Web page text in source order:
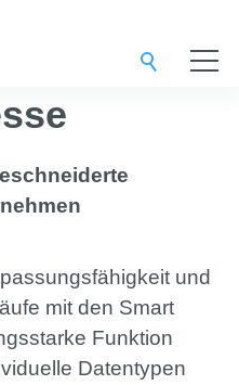
und
mit den Smart
Funktion
Datentypen